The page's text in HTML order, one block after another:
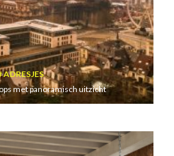
ADRESJES
met panoramisch uitzicht